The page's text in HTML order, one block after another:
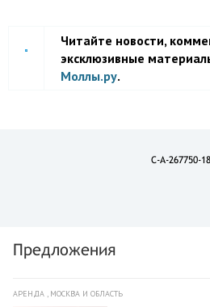
Читайте новости,
эксклюзивные
Моллы.ру.
C-A-267750-18
Предложения
АРЕНДА , МОСКВА И ОБЛАСТЬ